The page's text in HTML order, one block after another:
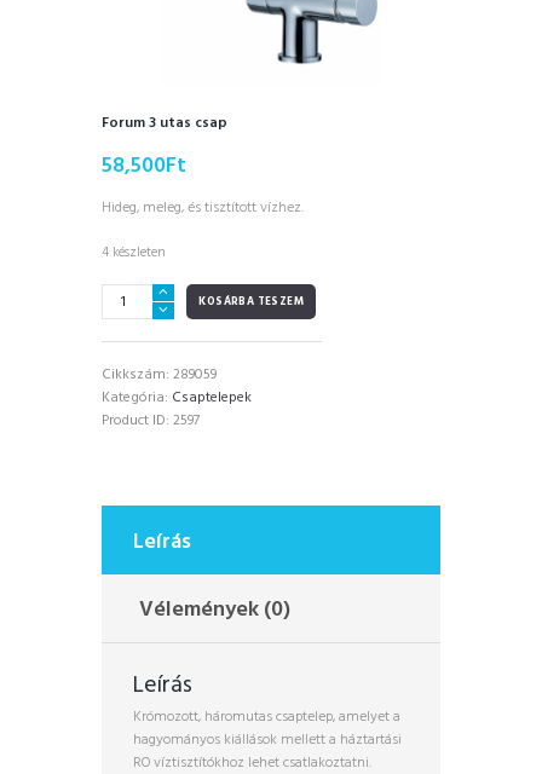
Forum 3 utas csap
58,500Ft
Hideg, meleg, és tisztított vízhez.
4 készleten
Forum
3
utas
csap
mennyiség
KOSÁRBA TESZEM
Cikkszám: 289059
Kategória: Csaptelepek
Product ID: 2597
Leírás
Vélemények (0)
Leírás
Krómozott, háromutas csaptelep, amelyet a
hagyományos kiállások mellett a háztartási
RO víztisztítókhoz lehet csatlakoztatni.